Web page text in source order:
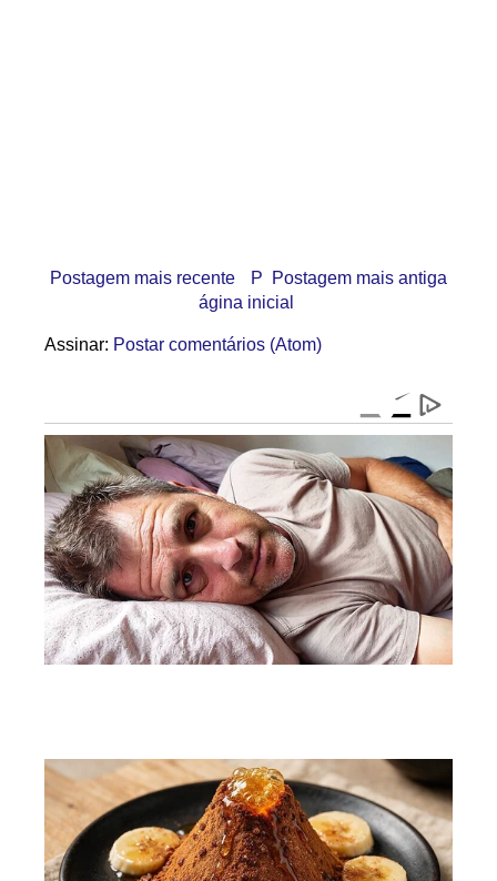
Postagem mais recente Postagem mais antiga
P
ágina inicial
Assinar: Postar comentários (Atom)